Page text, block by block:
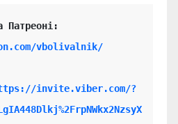
vbolivalnik/
invite.viber.com/?